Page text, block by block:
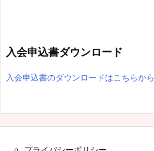
入会申込書ダウンロード
入会申込書のダウンロードはこちらから